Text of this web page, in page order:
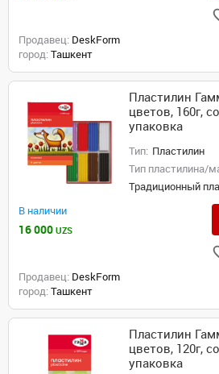
Продавец: DeskForm
город: Ташкент
Пластилин
цветов, 160г,
упаковка
Тип: Пластилин
Тип пластилина/
Традиционный
В наличии
16 000 UZS
Продавец: DeskForm
город: Ташкент
Пластилин
цветов, 120г,
упаковка